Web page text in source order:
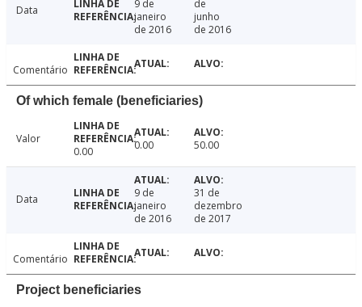
Data
9 de
janeiro
de 2016
de
junho
de 2016
Comentário
Of which female (beneficiaries)
Valor
0.00
0.00 50.00
Data
9 de
janeiro
de 2016
31 de
dezembro
de 2017
Comentário
Project beneficiaries